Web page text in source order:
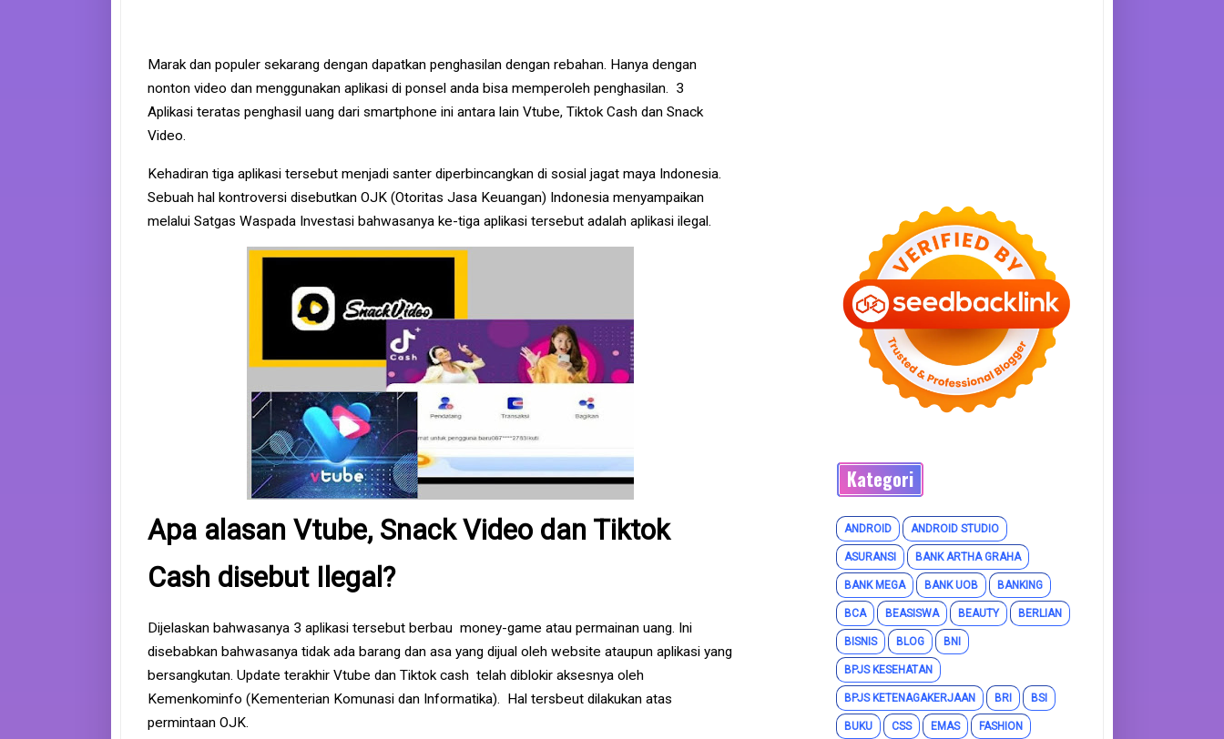
Marak dan populer sekarang dengan dapatkan penghasilan dengan rebahan. Hanya dengan
nonton video dan menggunakan aplikasi di ponsel anda bisa memperoleh penghasilan. 3
Aplikasi teratas penghasil uang dari smartphone ini antara lain Vtube, Tiktok Cash dan Snack
Video.
Kehadiran tiga aplikasi tersebut menjadi santer diperbincangkan di sosial jagat maya Indonesia.
Sebuah hal kontroversi disebutkan OJK (Otoritas Jasa Keuangan) Indonesia menyampaikan
melalui Satgas Waspada Investasi bahwasanya ke-tiga aplikasi tersebut adalah aplikasi ilegal.
Apa alasan Vtube, Snack Video dan Tiktok
Cash disebut Ilegal?
Dijelaskan bahwasanya 3 aplikasi tersebut berbau money-game atau permainan uang. Ini
disebabkan bahwasanya tidak ada barang dan asa yang dijual oleh website ataupun aplikasi yang
bersangkutan. Update terakhir Vtube dan Tiktok cash telah diblokir aksesnya oleh
Kemenkominfo (Kementerian Komunasi dan Informatika). Hal tersbeut dilakukan atas
permintaan OJK.
Kategori
ANDROID ANDROID STUDIO
ASURANSI BANK ARTHA GRAHA
BANK MEGA BANK UOB BANKING
BCA BEASISWA BEAUTY BERLIAN
BISNIS BLOG BNI
BPJS KESEHATAN
BPJS KETENAGAKERJAAN BRI BSI
BUKU CSS EMAS FASHION